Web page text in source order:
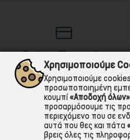
Τρόποι Πληρωμής
αντικαταβολή,κάρτα,τραπεζική
Χρησιμοποιούμε
Χρησιμοποιούμε
προσωποποιημένη
κουμπί«Αποδοχή όλων»
προσαρμόσουμε τις
περιεχόμενο που σε
αυτά που θες και πάτα
βρεις όλες τις